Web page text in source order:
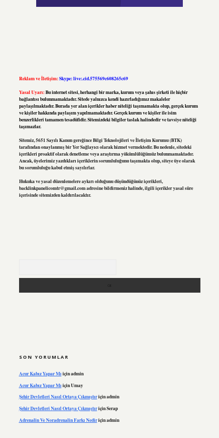
Reklam ve İletişim:Skype: live:.cid.575569c608265c69
Yasal Uyarı:Bu internet sitesi, herhangi bir marka, kurum veya şahıs şirketi ile hiçbir
bağlantısı bulunmamaktadır. Sitede yalnızca kendi hazırladığımız makaleler
paylaşılmaktadır. Burada yer alan içerikler haber niteliği taşımamakta olup, gerçek kurum
ve kişiler hakkında paylaşım yapılmamaktadır. Gerçek kurum ve kişiler ile isim
benzerlikleri tamamen tesadüfidir. Sitemizdeki bilgiler taslak halindedir ve tavsiye niteliği
taşımazlar.
Sitemiz, 5651 Sayılı Kanun gereğince Bilgi Teknolojileri ve İletişim Kurumu (BTK)
tarafından onaylanmış bir Yer Sağlayıcı olarak hizmet vermektedir. Bu nedenle, sitedeki
içerikleri proaktif olarak denetleme veya araştırma yükümlülüğümüz bulunmamaktadır.
Ancak, üyelerimiz yazdıkları içeriklerin sorumluluğunu taşımakta olup, siteye üye olarak
bu sorumluluğu kabul etmiş sayılırlar.
Hukuka ve yasal düzenlemelere aykırı olduğunu düşündüğünüz içerikleri,
backlinkpanelicomtr@gmail.comadresine bildirmeniz halinde, ilgili içerikler yasal süre
içerisinde sitemizden kaldırılacaktır.
SON YORUMLAR
Acur Kabız Yapar Mıiçinadmin
Acur Kabız Yapar Mı içinUmay
Şehir Devletleri Nasıl Ortaya Çıkmıştıriçinadmin
Şehir Devletleri Nasıl Ortaya ÇıkmıştıriçinSerap
Adrenalin Ve Noradrenalin Farkı Nediriçinadmin